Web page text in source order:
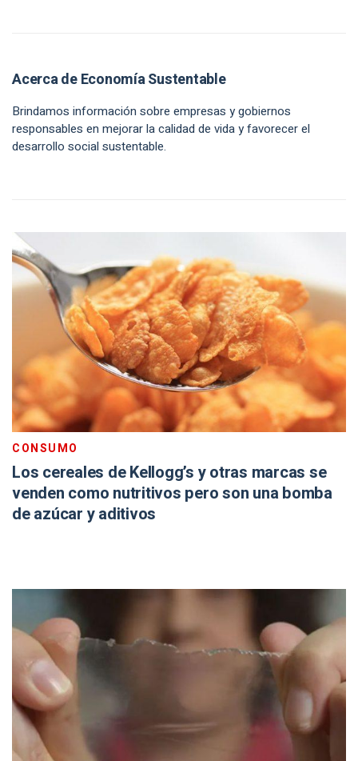
Acerca de Economía Sustentable
Brindamos información sobre empresas y gobiernos
responsables en mejorar la calidad de vida y favorecer el
desarrollo social sustentable.
CONSUMO
Los cereales de Kellogg’s y otras marcas se
venden como nutritivos pero son una bomba
de azúcar y aditivos